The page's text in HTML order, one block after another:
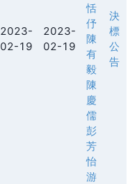
2023-
02-19
2023-
02-19
恬
伃
陳
有
毅
陳
慶
儒
彭
芳
怡
游
決
標
公
告